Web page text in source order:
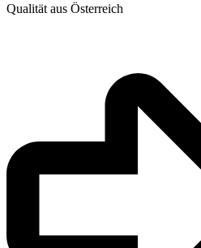
Qualität aus Österreich